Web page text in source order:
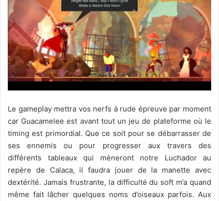
Le gameplay mettra vos nerfs à rude épreuve par moment
car Guacamelee est avant tout un jeu de plateforme où le
timing est primordial. Que ce soit pour se débarrasser de
ses ennemis ou pour progresser aux travers des
différents tableaux qui mèneront notre Luchador au
repère de Calaca, il faudra jouer de la manette avec
dextérité. Jamais frustrante, la difficulté du soft m’a quand
même fait lâcher quelques noms d’oiseaux parfois. Aux